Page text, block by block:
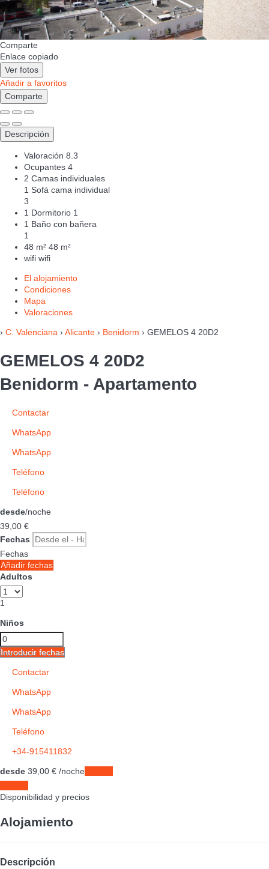
Comparte
Enlace copiado
Ver fotos
Añadir a favoritos
Comparte
Descripción
Valoración 8.3
Ocupantes 4
2 Camas individuales
1 Sofá cama individual
3
1 Dormitorio 1
1 Baño con bañera
1
48 m² 48 m²
wifi wifi
El alojamiento
Condiciones
Mapa
Valoraciones
› C. Valenciana › Alicante › Benidorm › GEMELOS 4 20D2
GEMELOS 4 20D2
Benidorm - Apartamento
Contactar
WhatsApp
WhatsApp
Teléfono
Teléfono
desde/noche
39, 00 €
Fechas
Fechas
Añadir fechas
Adultos
1
Niños
Introducir fechas
Contactar
WhatsApp
WhatsApp
Teléfono
+34-915411832
desde 39, 00 € /noche
Disponibilidad y precios
Alojamiento
Descripción